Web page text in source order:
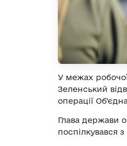
У межах
Зеленський
операції
Глава держави
поспілкувався